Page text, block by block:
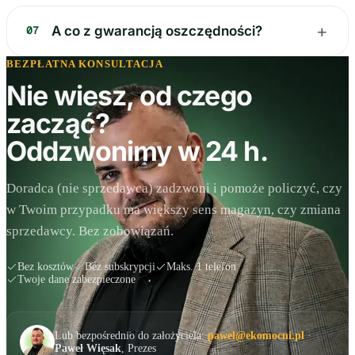
07 A co z gwarancją oszczędności? +
BEZPŁATNA KONSULTACJA
Nie wiesz, od czego
zacząć?
Oddzwonimy w 24 h.
Doradca (nie sprzedawca) zadzwoni i pomoże policzyć, czy
w Twoim przypadku ma większy sens magazyn, czy zmiana
sprzedawcy. Bez zobowiązań.
Bez kosztów Bez subskrypcji
Maks. 1 telefon
Twoje dane zabezpieczone
Lub bezpośrednio do założyciela:pawel@ekomocni.pl·
Paweł Więsak , Prezes